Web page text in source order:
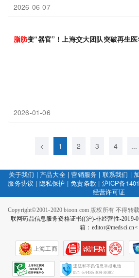
2026-06-07
脂肪变“器官”！上海交大团队突破再生医
2026-01-06
< 1 2 3 4 ...
关于我们 | 产品大全|营销服务 | 联系我们 |
服务协议 | 隐私保护 |免责条款 | 沪ICP备
经营许可证
Copyright©2001-2020 bioon.com 版权所有 不得转
联网药品信息服务资格证书((沪)-非经营性-2019-
箱：editor@medsci.cn<
上海工商
021-54485309-8082